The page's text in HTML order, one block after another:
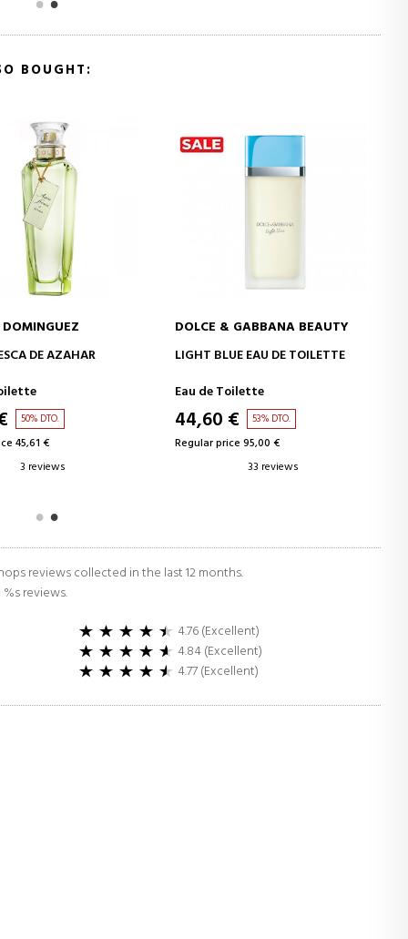
BOUGHT:
ADD TO CART
DE AZAHAR
50% DTO.
45,61 €
3 reviews
ADD TO CART
DOLCE & GABBANA BEAUTY
LIGHT BLUE EAU DE TOILETTE
Eau de Toilette
44,60 € 53% DTO.
Regular price 95,00 €
33 reviews
reviews collected in the last 12 months.
reviews.
4.76 (Excellent)
4.84 (Excellent)
4.77 (Excellent)